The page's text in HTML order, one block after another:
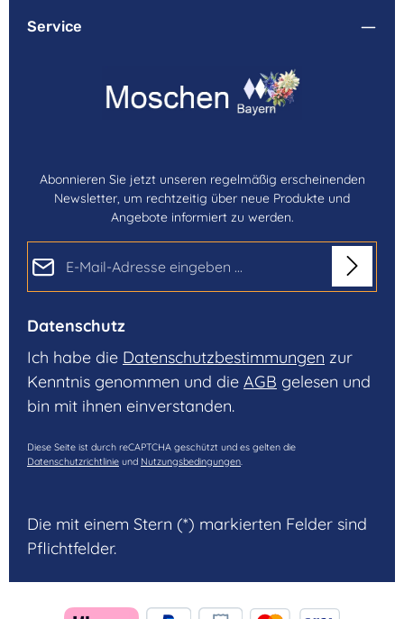
Service
Abonnieren Sie jetzt unseren regelmäßig erscheinenden
Newsletter, um rechtzeitig über neue Produkte und
Angebote informiert zu werden.
Datenschutz
Ich habe die Datenschutzbestimmungen zur
Kenntnis genommen und die AGB gelesen und
bin mit ihnen einverstanden.
Diese Seite ist durch reCAPTCHA geschützt und es gelten die
Datenschutzrichtlinie und Nutzungsbedingungen
Die mit einem Stern (*) markierten Felder sind
Pflichtfelder.